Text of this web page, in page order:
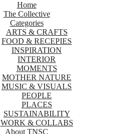
Home
The Collective
Categories
ARTS & CRAFTS
FOOD & RECEPIES
INSPIRATION
INTERIOR
MOMENTS
MOTHER NATURE
MUSIC & VISUALS
PEOPLE
PLACES
SUSTAINABILITY
WORK & COLLABS
About TNSC